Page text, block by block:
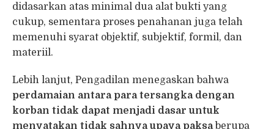
didasarkan atas minimal dua alat bukti yang
cukup, sementara proses penahanan juga telah
memenuhi syarat objektif, subjektif, formil, dan
materiil.
Lebih lanjut, Pengadilan menegaskan bahwa
perdamaian antara para tersangka dengan
korban tidak dapat menjadi dasar untuk
menyatakan tidak sahnya upaya paksaberupa